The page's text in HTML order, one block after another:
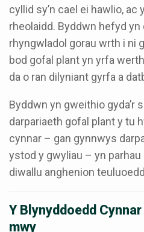
cyllid sy’n cael ei hawlio, ac
rheolaidd. Byddwn hefyd yn
rhyngwladol gorau wrth i ni
bod gofal plant yn yrfa
da o ran dilyniant gyrfa a
Byddwn yn gweithio gyda’r
darpariaeth gofal plant y tu
cynnar – gan gynnwys
ystod y gwyliau – yn
diwallu anghenion
Y Blynyddoedd
mwy